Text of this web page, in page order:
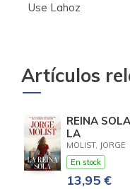
Use Lahoz
Artículos
REINA
LA
MOLIST, JORGE
En stock
13,95 €